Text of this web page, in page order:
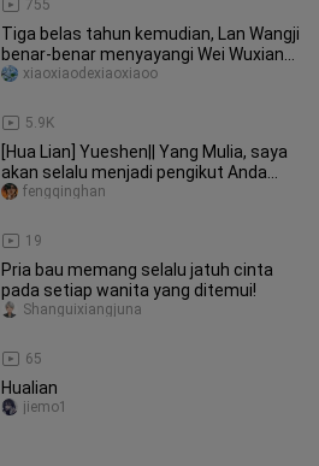
755
Tiga belas tahun kemudian, Lan Wangji
benar-benar menyayangi Wei Wuxian
tanpa batas apa pun!!!
5.9K
xiaoxiaodexiaoxiaoo
[Hua Lian] Yueshen|| Yang Mulia, saya
akan selalu menjadi pengikut Anda
yang paling setia!
19
fengqinghan
Pria bau memang selalu jatuh cinta
pada setiap wanita yang ditemui!
65
Shanguixiangjuna
Hualian
jiemo1